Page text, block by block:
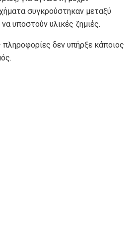
συγκρούστηκαν μεταξύ
υποστούν υλικές ζημιές.
πληροφορίες δεν υπήρξε κάποιος